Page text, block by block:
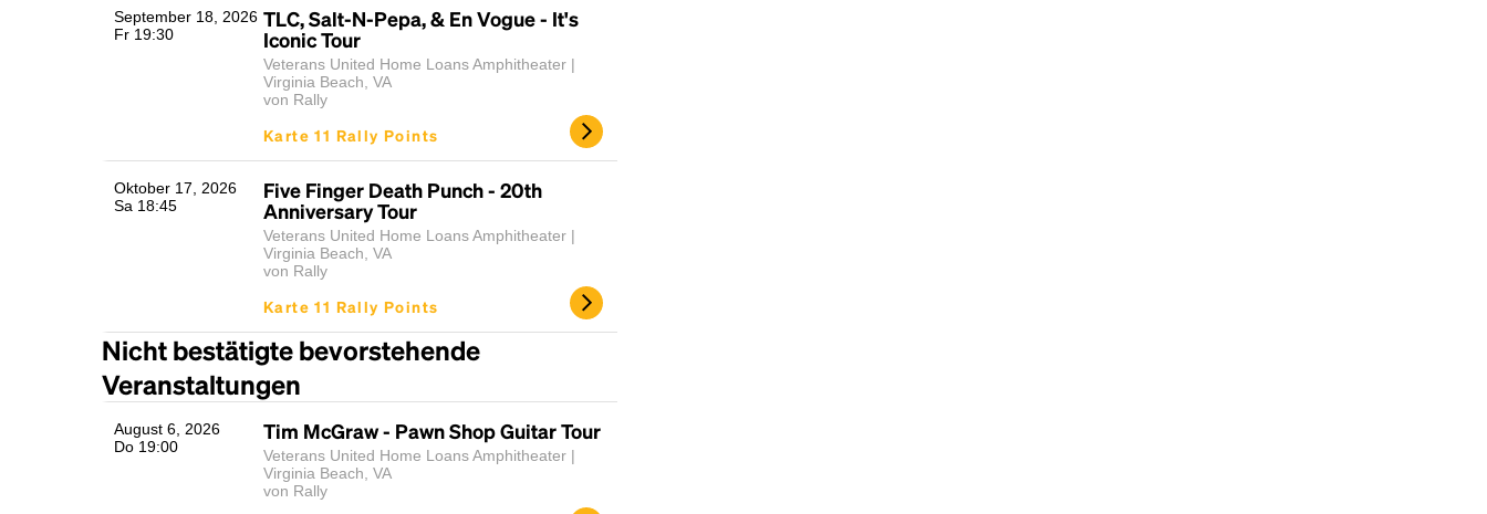
September 18, 2026
Fr 19:30
TLC, Salt-N-Pepa, & En Vogue - It's
Iconic Tour
Veterans United Home Loans Amphitheater |
Virginia Beach, VA
von Rally
Karte 11 Rally Points
Oktober 17, 2026
Sa 18:45
Five Finger Death Punch - 20th
Anniversary Tour
Veterans United Home Loans Amphitheater |
Virginia Beach, VA
von Rally
Karte 11 Rally Points
Nicht bestätigte bevorstehende
Veranstaltungen
August 6, 2026
Do 19:00
Tim McGraw - Pawn Shop Guitar Tour
Veterans United Home Loans Amphitheater |
Virginia Beach, VA
von Rally
printing and typesetting industry.
Ipsum has been the industry's standard
unknown printer took a galley of type and
scrambled it to make a type specimen book. It